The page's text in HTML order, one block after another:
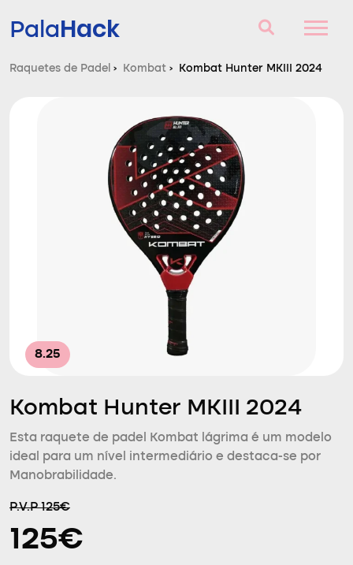
PalaHack
Perguntas e respostas
Comparador
Raquetes de Padel › Kombat › Kombat Hunter MKIII 2024
8.25
Kombat Hunter MKIII 2024
Esta raquete de padel Kombat lágrima é um modelo
ideal para um nível intermediário e destaca-se por
Manobrabilidade.
P.V.P 125€
125€